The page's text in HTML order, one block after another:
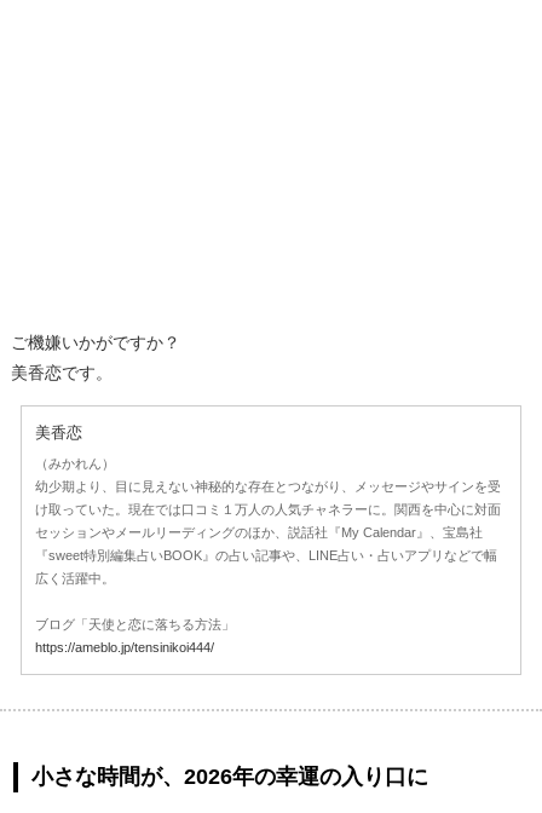
ご機嫌いかがですか？
美香恋です。
美香恋
（みかれん）
幼少期より、目に見えない神秘的な存在とつながり、メッセージやサインを受
け取っていた。現在では口コミ１万人の人気チャネラーに。関西を中心に対面
セッションやメールリーディングのほか、説話社『My Calendar』、宝島社
『sweet特別編集占いBOOK』の占い記事や、LINE占い・占いアプリなどで幅
広く活躍中。
ブログ「天使と恋に落ちる方法」
https://ameblo.jp/tensinikoi444/
小さな時間が、2026年の幸運の入り口に